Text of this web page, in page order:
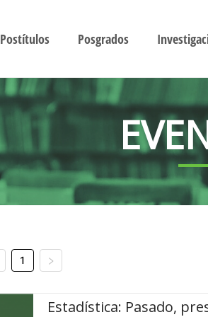
Postítulos Posgrados
1
Estadística: Pasado,